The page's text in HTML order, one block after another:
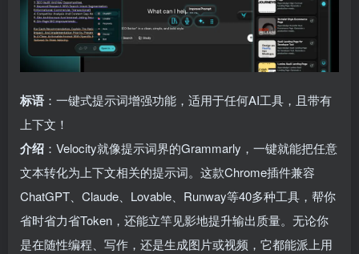
标语 ：一键式提示词增强功能，适用于任何AI工具，且带有
上下文！
介绍 ：Velocity就像提示词界的Grammarly，一键就能把任意
文本转化为上下文相关的提示词。这款Chrome插件兼容
ChatGPT、Claude、Lovable、Runway等40多种工具，帮你
省时省力省Token，还能立竿见影地提升输出质量。无论你
是在随性编程、写作，还是生成图片或视频，它都能派上用